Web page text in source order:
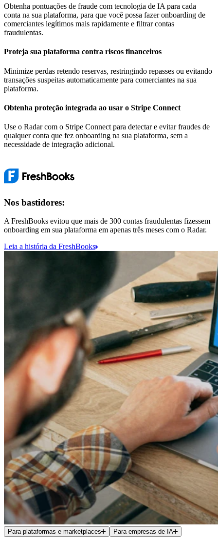
Obtenha pontuações de fraude com tecnologia de IA para cada
conta na sua plataforma, para que você possa fazer onboarding de
comerciantes legítimos mais rapidamente e filtrar contas
fraudulentas.
Proteja sua plataforma contra riscos financeiros
Minimize perdas retendo reservas, restringindo repasses ou evitando
transações suspeitas automaticamente para comerciantes na sua
plataforma.
Obtenha proteção integrada ao usar o Stripe Connect
Use o Radar com o Stripe Connect para detectar e evitar fraudes de
qualquer conta que fez onboarding na sua plataforma, sem a
necessidade de integração adicional.
Nos bastidores:
A FreshBooks evitou que mais de 300 contas fraudulentas fizessem
onboarding em sua plataforma em apenas três meses com o Radar.
Leia a história da FreshBooks
Para plataformas e marketplaces Para empresas de IA